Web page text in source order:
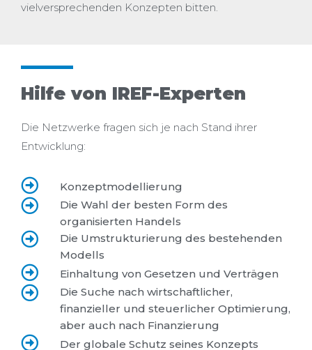
vielversprechenden Konzepten bitten.
Hilfe von IREF-Experten
Die Netzwerke fragen sich je nach Stand ihrer
Entwicklung:
Konzeptmodellierung
Die Wahl der besten Form des
organisierten Handels
Die Umstrukturierung des bestehenden
Modells
Einhaltung von Gesetzen und Verträgen
Die Suche nach wirtschaftlicher,
finanzieller und steuerlicher Optimierung,
aber auch nach Finanzierung
Der globale Schutz seines Konzepts